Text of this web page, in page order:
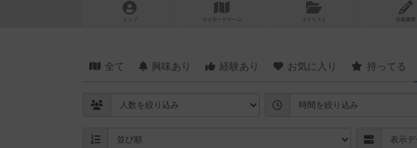
トップ マイボードゲーム マイリスト 投稿履歴
全て 興味あり 経験あり お気に入り 持ってる